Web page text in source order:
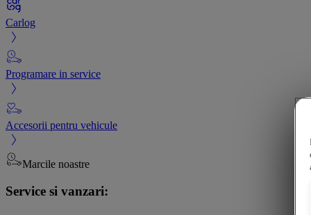
Carlog
Programare in service
Accesorii pentru vehicule
Marcile noastre
Service si vanzari: